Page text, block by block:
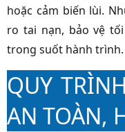
hoặc cảm biến lùi.
ro tai nạn, bảo vệ
trong suốt hành trình.
QUY
AN TOÀN,